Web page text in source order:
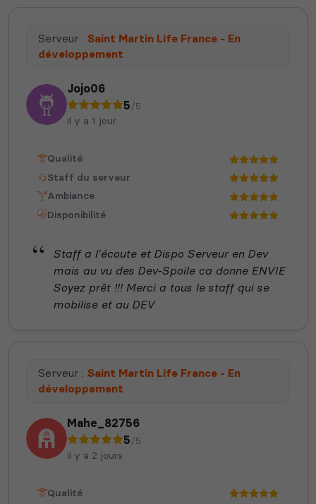
Serveur : Saint Martin Life France - En
développement
Jojo06
5/5
il y a 1 jour
Qualité
Staff du serveur
Ambiance
Disponibilité
Staff a l'écoute et Dispo Serveur en Dev
mais au vu des Dev-Spoile ca donne ENVIE
Soyez prêt !!! Merci a tous le staff qui se
mobilise et au DEV
Serveur : Saint Martin Life France - En
développement
Mahe_82756
5/5
il y a 2 jours
Qualité